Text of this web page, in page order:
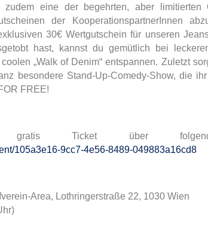
zudem eine der begehrten, aber limitierten
der KooperationspartnerInnen
30€ Wertgutschein für unseren
hast, kannst du gemütlich bei
„Walk of Denim“ entspannen. Zuletzt
besondere Stand-Up-Comedy-Show, die ihr
FREE!
Ticket über
105a3e16-9cc7-4e56-8489-049883a16cd8
Area, Lothringerstraße 22, 1030 Wien